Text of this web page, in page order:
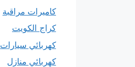
كاميرات مراقبة
كراج الكويت
كهربائي سيارات
كهربائي منازل